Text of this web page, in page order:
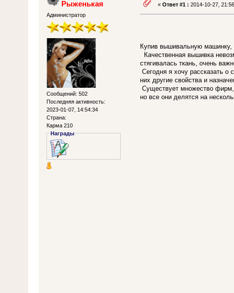
Рыженькая
Администратор
Сообщений: 502
Последняя активность:
2023-01-07, 14:54:34
Страна:
Карма 210
Награды
«Ответ #1 : 2014-10-27,
Купив вышивальную машинку,
Качественная вышивка
стягивалась ткань, очень
Сегодня я хочу рассказать
них другие свойства и
Существует множество
но все они делятся на